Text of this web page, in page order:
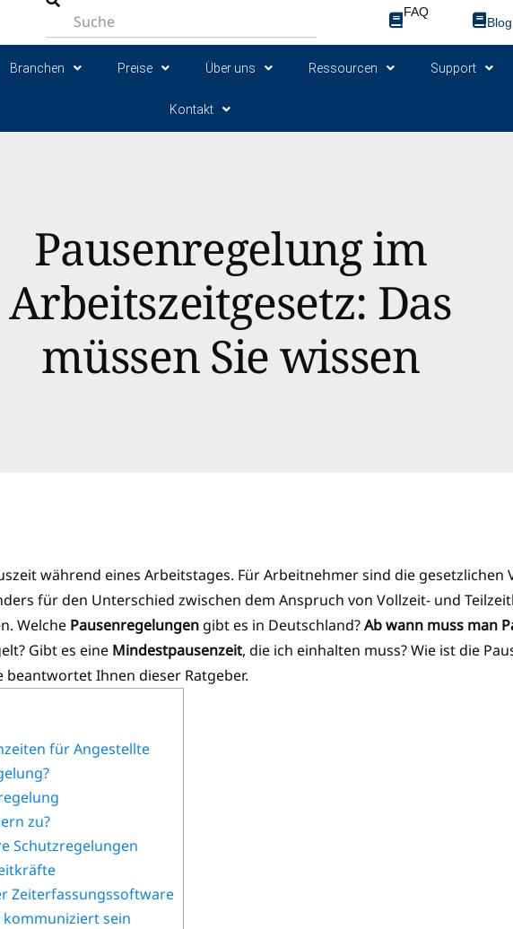
FAQ
Blog
Branchen Preise Über uns Ressourcen Support
Kontakt
Pausenregelung im
Arbeitszeitgesetz: Das
müssen Sie wissen
während eines Arbeitstages. Für Arbeitnehmer sind die
für den Unterschied zwischen dem Anspruch von Vollzeit- und
Welche Pausenregelungen gibt es in Deutschland?Ab wann muss man
Gibt es eine Mindestpausenzeit, die ich einhalten muss? Wie ist die
beantwortet Ihnen dieser Ratgeber.
für Angestellte
zu?
Schutzregelungen
Zeiterfassungssoftware
kommuniziert sein